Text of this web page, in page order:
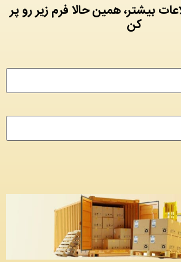
بیشتر، همین حالا فرم زیر رو پر
کن